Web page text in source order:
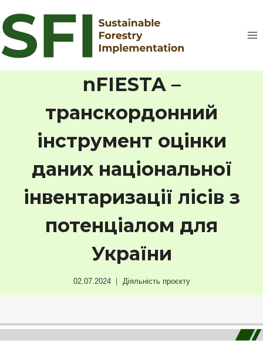
до
вмісту
nFIESTA –
транскордонний
інструмент оцінки
даних національної
інвентаризації лісів з
потенціалом для
України
02.07.2024 Діяльність проєкту